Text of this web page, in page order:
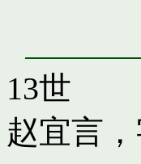
13世
赵宜言